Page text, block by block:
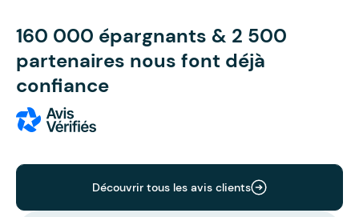
160 000 épargnants & 2 500
partenaires nous font déjà
confiance
Découvrir tous les avis clients